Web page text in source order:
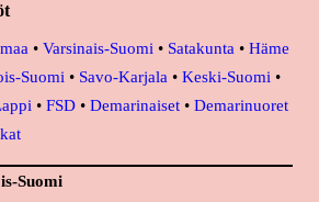
• Varsinais-Suomi • Satakunta • Häme
Suomi • Savo-Karjala • Keski-Suomi •
• FSD • Demarinaiset • Demarinuoret
Suomi